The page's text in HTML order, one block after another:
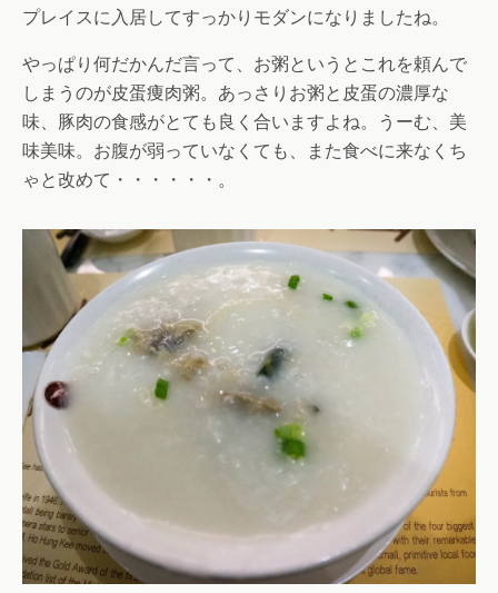
プレイスに入居してすっかりモダンになりましたね。
やっぱり何だかんだ言って、お粥というとこれを頼んで
しまうのが皮蛋痩肉粥。あっさりお粥と皮蛋の濃厚な
味、豚肉の食感がとても良く合いますよね。うーむ、美
味美味。お腹が弱っていなくても、また食べに来なくち
ゃと改めて・・・・・・。